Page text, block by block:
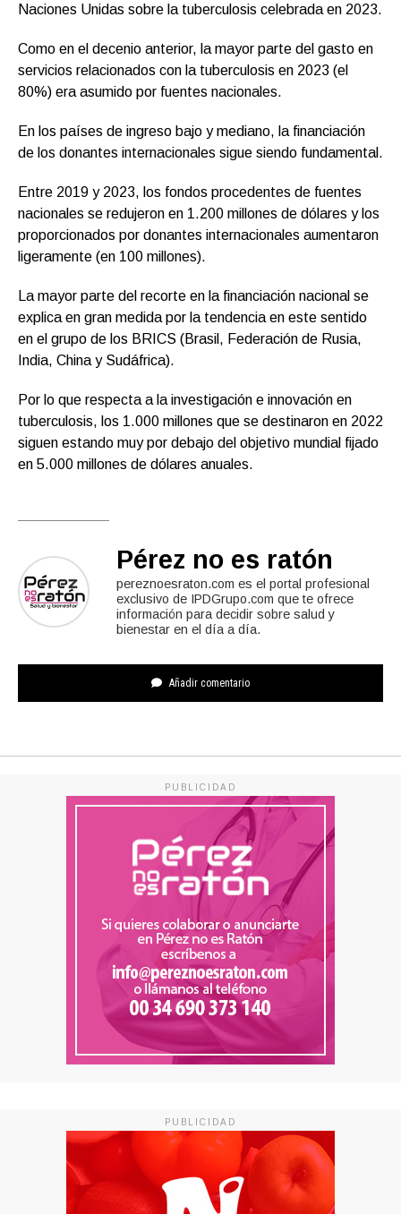
Naciones Unidas sobre la tuberculosis celebrada en 2023.
Como en el decenio anterior, la mayor parte del gasto en
servicios relacionados con la tuberculosis en 2023 (el
80%) era asumido por fuentes nacionales.
En los países de ingreso bajo y mediano, la financiación
de los donantes internacionales sigue siendo fundamental.
Entre 2019 y 2023, los fondos procedentes de fuentes
nacionales se redujeron en 1.200 millones de dólares y los
proporcionados por donantes internacionales aumentaron
ligeramente (en 100 millones).
La mayor parte del recorte en la financiación nacional se
explica en gran medida por la tendencia en este sentido
en el grupo de los BRICS (Brasil, Federación de Rusia,
India, China y Sudáfrica).
Por lo que respecta a la investigación e innovación en
tuberculosis, los 1.000 millones que se destinaron en 2022
siguen estando muy por debajo del objetivo mundial fijado
en 5.000 millones de dólares anuales.
Pérez no es ratón
pereznoesraton.com es el portal profesional
exclusivo de IPDGrupo.com que te ofrece
información para decidir sobre salud y
bienestar en el día a día.
Añadir comentario
PUBLICIDAD
PUBLICIDAD